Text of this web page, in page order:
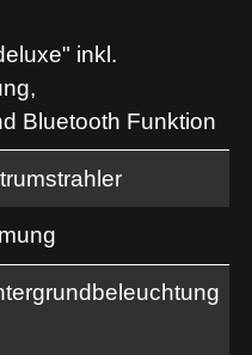
inkl.
Bluetooth Funktion